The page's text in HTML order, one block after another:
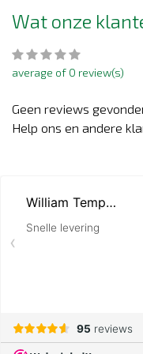
Wat onze
average of 0 review(s)
Geen reviews
Help ons en andere